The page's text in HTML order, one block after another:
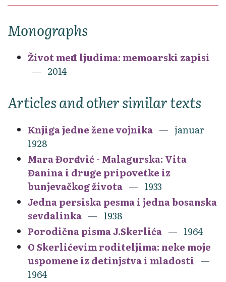
Monographs
Život među ljudima: memoarski zapisi
2014
Articles and other similar texts
Knjiga jedne žene vojnika
januar
1928
Mara Đorđević - Malagurska: Vita
Đanina i druge pripovetke iz
bunjevačkog života
1933
Jedna persiska pesma i jedna bosanska
sevdalinka
1938
Porodična pisma J.Skerlića
1964
O Skerlićevim roditeljima: neke moje
uspomene iz detinjstva i mladosti
1964